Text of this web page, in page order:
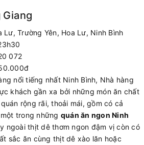
Giang
Lư, Trường Yên, Hoa Lư, Ninh Bình
072
nổi tiếng nhất Ninh Bình, Nhà hàng
khách gần xa bởi những món ăn chất
rộng rãi, thoải mái, gồm có cả
trong những quán ăn ngon Ninh
ngoài thịt dê thơm ngon đậm vị còn có
sắc ăn cùng thịt dê xào lăn hoặc